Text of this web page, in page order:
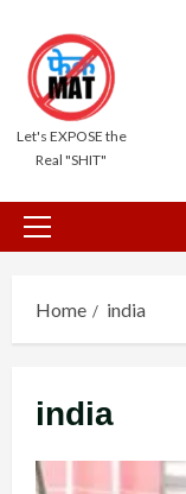
content
Let's EXPOSE the
Real "SHIT"
Primary
Home india
india